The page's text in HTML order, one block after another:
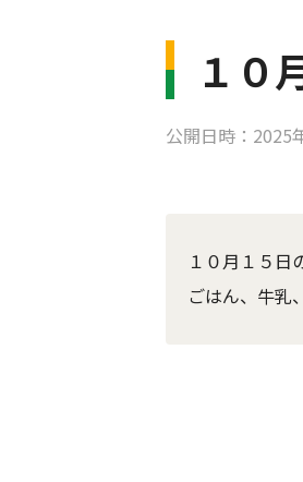
１０
公開日時：2025
１０月１５日
ごはん、牛乳